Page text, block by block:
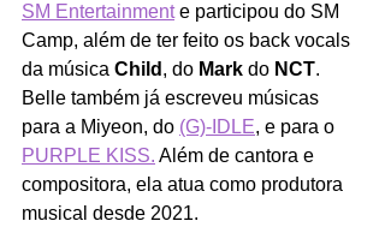
SM Entertainment e participou do SM
Camp, além de ter feito os back vocals
da música Child , do Mark do NCT.
Belle também já escreveu músicas
para a Miyeon, do (G)-IDLE, e para o
PURPLE KISS. Além de cantora e
compositora, ela atua como produtora
musical desde 2021.